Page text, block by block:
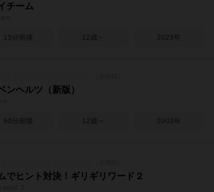
チーム
15分前後 12歳～ 2023年
ンヘルツ（新版）
60分前後 12歳～ 2003年
でヒント対決！ギリギリワード２